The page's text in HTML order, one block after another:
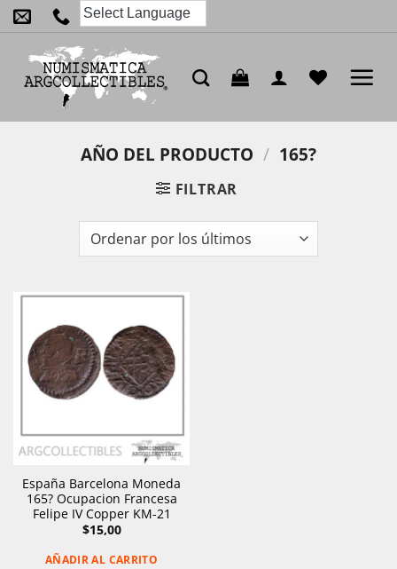
Saltar
al
contenido
AÑO DEL PRODUCTO / 165?
FILTRAR
España Barcelona Moneda
165? Ocupacion Francesa
Felipe IV Copper KM-21
$15,00
AÑADIR AL CARRITO